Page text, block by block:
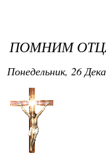
ПОМНИМ
Понедельник, 26